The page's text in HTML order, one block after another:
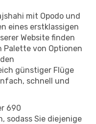
mit Opodo und
eines erstklassigen
Website finden
Palette von Optionen
günstiger Flüge
schnell und
690
sodass Sie diejenige